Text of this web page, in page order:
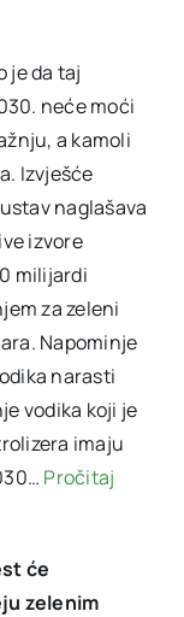
je da taj
neće moći
a kamoli
Izvješće
naglašava
izvore
milijardi
za zeleni
Napominje
narasti
vodika koji je
imaju
Pročitaj
će
zelenim